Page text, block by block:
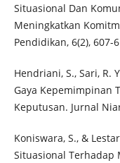
Situasional Dan
Meningkatkan
Pendidikan, 6(2), 607-
Hendriani, S., Sari, R.
Gaya Kepemimpinan
Keputusan. Jurnal
Koniswara, S., &
Situasional Terhadap